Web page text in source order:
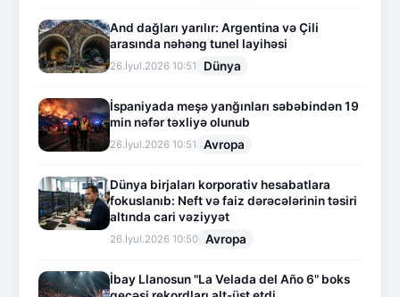
And dağları yarılır: Argentina və Çili
arasında nəhəng tunel layihəsi
26.İyul.2026 10:51 Dünya
İspaniyada meşə yanğınları səbəbindən 19
min nəfər təxliyə olunub
26.İyul.2026 10:51 Avropa
Dünya birjaları korporativ hesabatlara
fokuslanıb: Neft və faiz dərəcələrinin təsiri
altında cari vəziyyət
26.İyul.2026 10:50 Avropa
İbay Llanosun "La Velada del Año 6" boks